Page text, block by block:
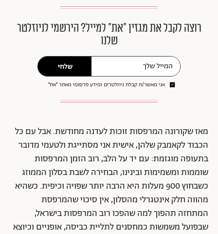
רוצה לקבל את מגזין ״את״ למייל? הירשמי לניוזלטר
שלנו
שלחי
אני מאשר/ת קבלת ניוזלטרים ומידע פרסומי מאתר ״את״
מאז שקורונה המרפסות זוכות לעדנה מחודשת. אבל עם כל
הכבוד לקאמבק שלהן, אישית אני מסתייגת ולטעמי מדובר
בתעופה מוגזמת: עם יד על הלב, רוב הזמן המרפסות
שוממות ומשמימות ובינינו, הבחירה לשבת בסלון הממוזג
כשבחוץ 900 מעלות היא הרבה יותר שפויה וכיפית. כשהיא
מהווה חלק אינטגרלי מהסלון, אין סיכוי שהמרפסת
המתחזה תהפוך למה שהפכו רוב המרפסות בישראל,
שבפועל משמשות כמחסנים לתליית כביסה, אופניים וכיוצא